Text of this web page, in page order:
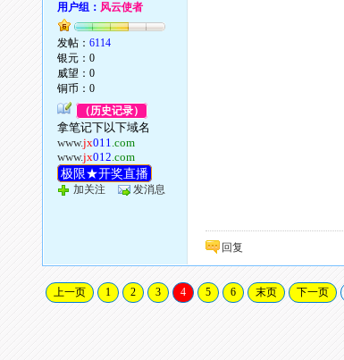
用户组： 风云使者
发帖：6114
银元：0
威望：0
铜币：0
（历史记录）
拿笔记下以下域名
www.jx011.com
www.jx012.com
极限★开奖直播
加关注 发消息
回复
上一页 1 2 3 4 5 6 末页 下一页